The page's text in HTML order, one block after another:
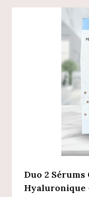
Duo 2 Sérums
Hyaluronique